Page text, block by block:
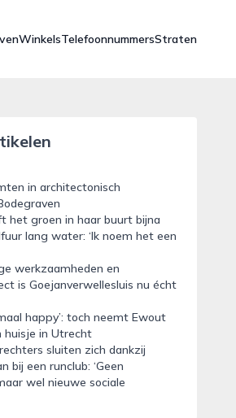
WinkelsTelefoonnummersStraten
in architectonisch
het groen in haar buurt bijna
lang water: ‘Ik noem het een
werkzaamheden en
is Goejanverwellesluis nu écht
happy’: toch neemt Ewout
huisje in Utrecht
sluiten zich dankzij
bij een runclub: ‘Geen
wel nieuwe sociale